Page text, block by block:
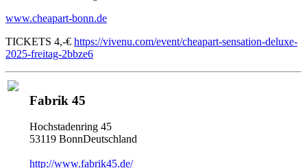
www.cheapart-bonn.de
TICKETS 4,-€ https://vivenu.com/event/cheapart-sensation-deluxe-
2025-freitag-2bbze6
Fabrik 45
Hochstadenring 45
53119 BonnDeutschland
http://www.fabrik45.de/